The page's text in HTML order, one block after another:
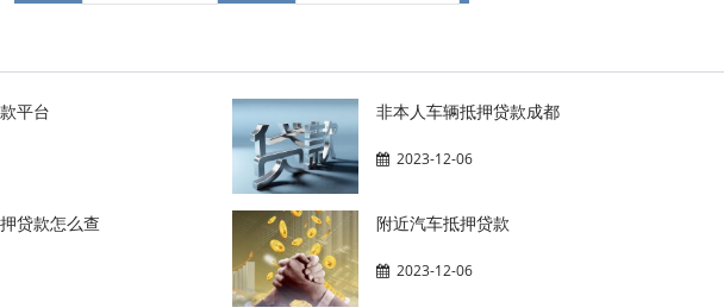
平台 非本人车辆抵押贷款成都
2023-12-06
贷款怎么查 附近汽车抵押贷款
2023-12-06